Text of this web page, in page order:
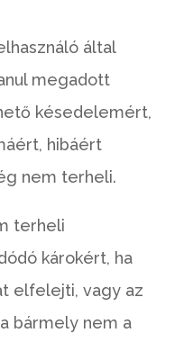
által
megadott
késedelemért,
hibáért
nem terheli.
terheli
károkért, ha
elfelejti, vagy az
bármely nem a